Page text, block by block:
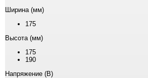
Ширина (мм)
175
Высота (мм)
175
190
Напряжение (В)